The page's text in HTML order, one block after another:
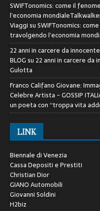
SWIFTonomics: come il
l’economia
ViaggisuSWIFTonomics:
travolgendo l’economia
22 anni in carcere da
BLOGsu 22 anni in carcere da
Gulotta
Franco Califano Giovane:
Celebre Artista - GOSSIP
un poeta con “troppa vita
LINK
Biennale di Venezia
Cassa Depositi e Prestiti
Christian Dior
GIANO Automobili
Giovanni Soldini
H2biz